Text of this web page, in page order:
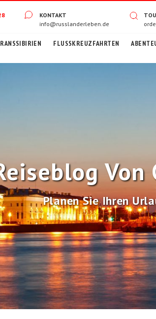
KONTAKT
info@russlanderleben.de
FLUSSKREUZFAHRTEN
Von
Planen Sie Ihren